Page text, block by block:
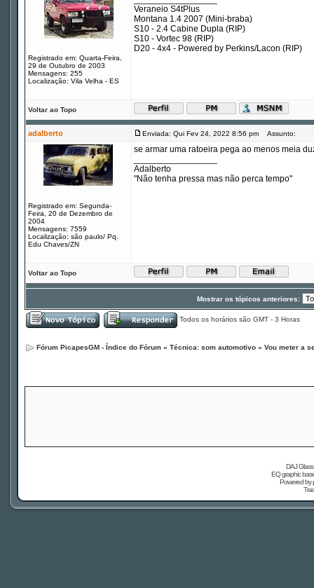
Registrado em: Quarta-Feira,
29 de Outubro de 2003
Mensagens: 255
Localização: Vila Velha - ES
Veraneio S4tPlus
Montana 1.4 2007 (Mini-braba)
S10 - 2.4 Cabine Dupla (RIP)
S10 - Vortec 98 (RIP)
D20 - 4x4 - Powered by Perkins/Lacon (RIP)
Voltar ao Topo
adalberto Enviada: Qui Fev 24, 2022 8:56 pm Assunto:
Registrado em: Segunda-
Feira, 20 de Dezembro de
2004
Mensagens: 7559
Localização: são paulo/ Pq.
Edu Chaves/ZN
se armar uma ratoeira pega ao menos meia
Adalberto
"Não tenha pressa mas não perca tempo"
Voltar ao Topo
Mostrar os tópicos anteriores:
Todos os horários são GMT - 3 Horas
Fórum PicapesGM - Índice do Fórum » Técnica: som automotivo » Vou meter a
DAJ
EQ graphic
Powered by